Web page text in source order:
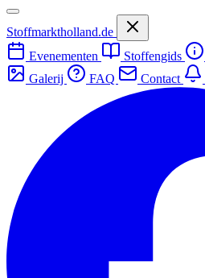
Stoffmarktholland.de
Evenementen
Stoffengids
Galerij
FAQ Contact